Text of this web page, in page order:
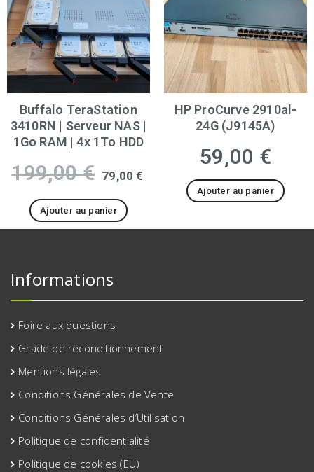
Buffalo TeraStation
3410RN | Serveur NAS |
1Go RAM | 4x 1To HDD
199,00€ 79,00€
Ajouter au panier
HP ProCurve 2910al-
24G (J9145A)
59,00 €
Ajouter au panier
Informations
Foire aux questions
Grade de reconditionnement
Mentions légales
Conditions Générales de Vente
Conditions Générales d’Utilisation
Politique de confidentialité
Politique de cookies (EU)